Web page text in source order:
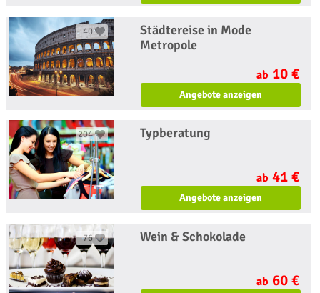
40
Städtereise in Mode
Metropole
ab 10 €
Angebote anzeigen
204 Typberatung
ab 41 €
Angebote anzeigen
76 Wein & Schokolade
ab 60 €